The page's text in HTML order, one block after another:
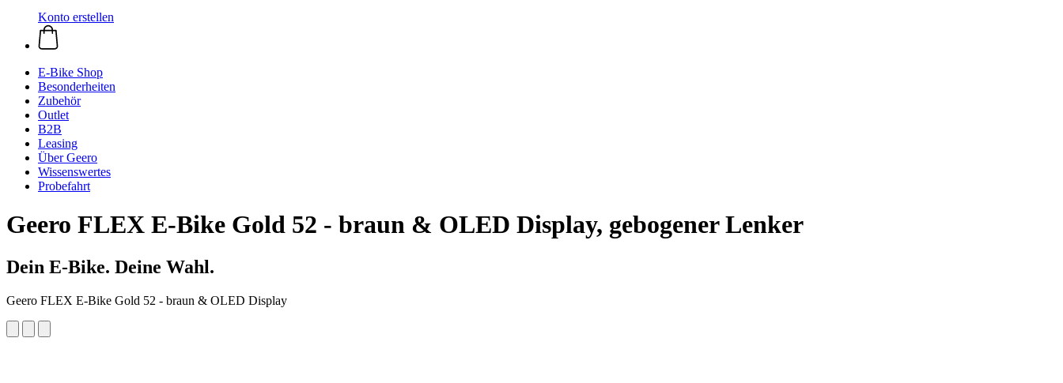
Konto erstellen
E-Bike Shop
Besonderheiten
Zubehör
Outlet
B2B
Leasing
Über Geero
Wissenswertes
Probefahrt
Geero FLEX E-Bike Gold 52 - braun & OLED Display, gebogener Lenker
Dein E-Bike. Deine Wahl.
Geero FLEX E-Bike Gold 52 - braun & OLED Display